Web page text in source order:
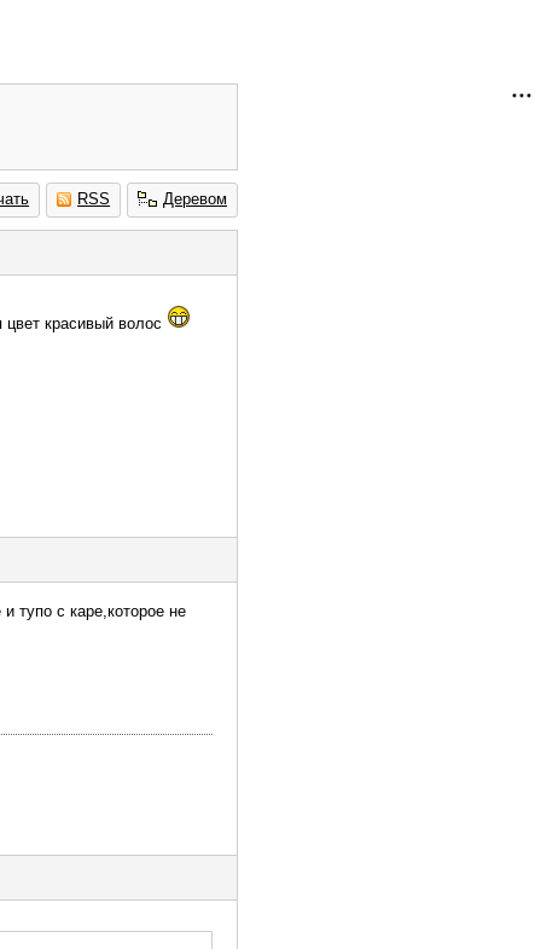
RSS Деревом
красивый волос
тупо с каре,которое не